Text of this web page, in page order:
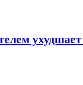
ухудшает